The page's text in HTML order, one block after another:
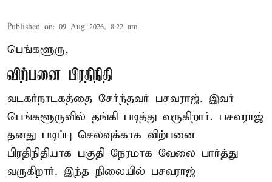
Published on: 09 Aug 2026, 8:22 am
பெங்களூரு,
விற்பனை பிரதிநிதி
வடகர்நாடகத்தை சேர்ந்தவர் பசவராஜ். இவர்
பெங்களூருவில் தங்கி படித்து வருகிறார். பசவராஜ்
தனது படிப்பு செலவுக்காக விற்பனை
பிரதிநிதியாக பகுதி நேரமாக வேலை பார்த்து
வருகிறார். இந்த நிலையில் பசவராஜ்